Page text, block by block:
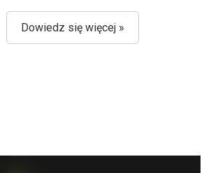
Dowiedz się więcej »